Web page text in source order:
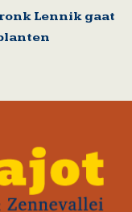
Lennik gaat